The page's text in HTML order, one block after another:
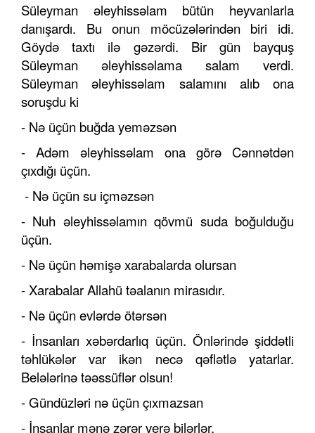
Süleyman əleyhissəlam bütün heyvanlarla
danışardı. Bu onun möcüzələrindən biri idi.
Göydə taxtı ilə gəzərdi. Bir gün bayquş
Süleyman əleyhissəlama salam verdi.
Süleyman əleyhissəlam salamını alıb ona
soruşdu ki
- Nə üçün buğda yeməzsən
- Adəm əleyhissəlam ona görə Cənnətdən
çıxdığı üçün.
- Nə üçün su içməzsən
- Nuh əleyhissəlamın qövmü suda boğulduğu
üçün.
- Nə üçün həmişə xarabalarda olursan
- Xarabalar Allahü təalanın mirasıdır.
- Nə üçün evlərdə ötərsən
- İnsanları xəbərdarlıq üçün. Önlərində şiddətli
təhlükələr var ikən necə qəflətlə yatarlar.
Belələrinə təəssüflər olsun!
- Gündüzləri nə üçün çıxmazsan
- İnsanlar mənə zərər verə bilərlər.